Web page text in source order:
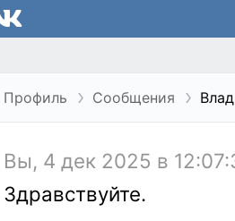
Профиль Сообщения
Вы, 4 дек 2025 в
Здравствуйте.